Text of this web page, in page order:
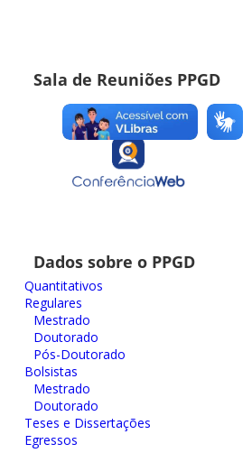
Sala de Reuniões PPGD
Dados sobre o PPGD
Quantitativos
Regulares
Mestrado
Doutorado
Pós-Doutorado
Bolsistas
Mestrado
Doutorado
Teses e Dissertações
Egressos